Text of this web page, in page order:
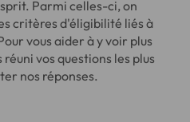
Parmi celles-ci, on
critères d'éligibilité liés à
vous aider à y voir plus
vos questions les plus
nos réponses.